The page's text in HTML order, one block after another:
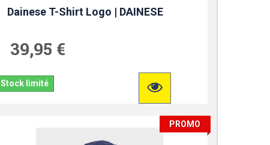
Dainese T-Shirt Logo | DAINESE
39,95 €
Stock limité
PROMO